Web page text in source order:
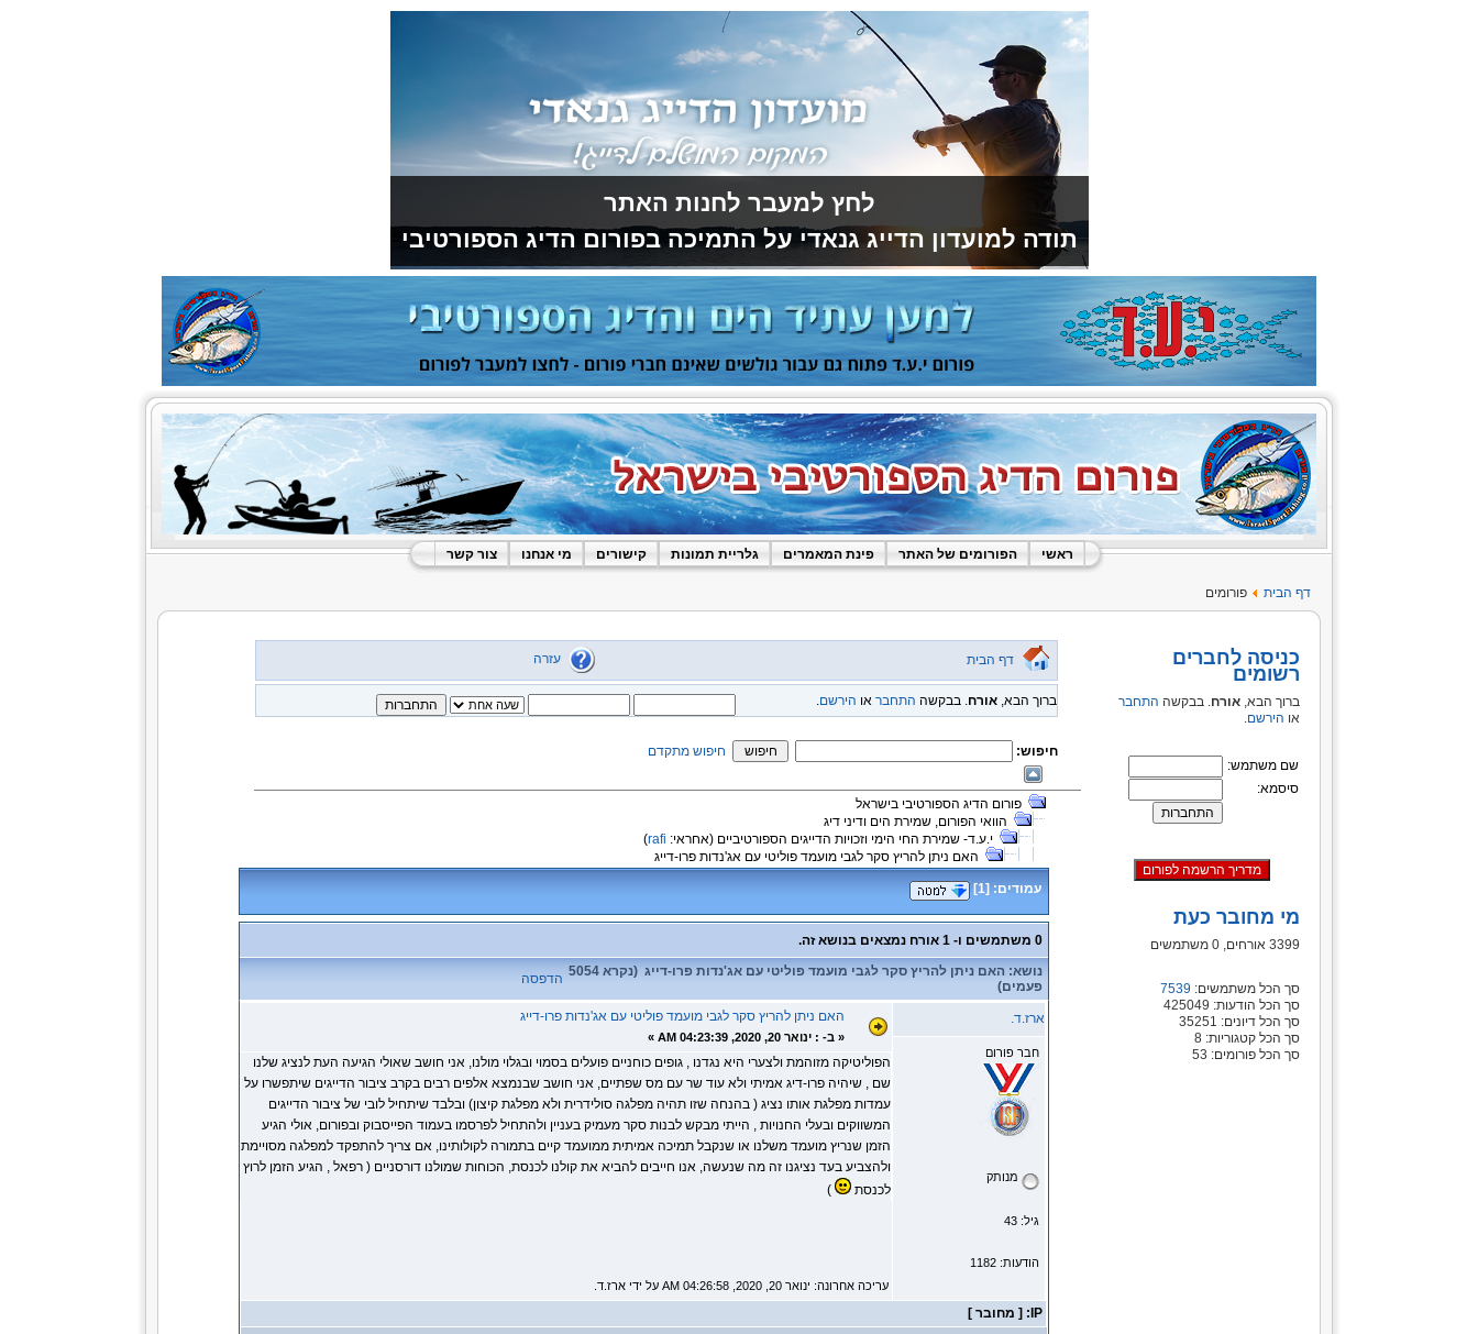
לחץ למעבר לחנות האתר
תודה למועדון הדייג גנאדי על התמיכה בפורום הדיג הספורטיבי
ראשי הפורומים של האתר פינת המאמרים גלריית תמונות קישורים מי אנחנו צור קשר
דף הבית פורומים
כניסה לחברים
רשומים
ברוך הבא, אורח. בבקשה התחבר
או הירשם.
שם משתמש:
סיסמא:
מי מחובר כעת
3399 אורחים, 0 משתמשים
סך הכל משתמשים: 7539
סך הכל הודעות: 425049
סך הכל דיונים: 35251
סך הכל קטגוריות: 8
סך הכל פורומים: 53
דף הבית עזרה
ברוך הבא, אורח. בבקשה התחבר או הירשם.
חיפוש: חיפוש מתקדם
פורום הדיג הספורטיבי בישראל
הוואי הפורום, שמירת הים ודיני דיג
י.ע.ד- שמירת החי הימי וזכויות הדייגים הספורטיביים (אחראי: rafi
)
האם ניתן להריץ סקר לגבי מועמד פוליטי עם אג'נדות פרו-דייג
עמודים: [
1
]
0 משתמשים ו- 1 אורח נמצאים בנושא זה.
נושא: האם ניתן להריץ סקר לגבי מועמד פוליטי עם אג'נדות פרו-דייג (נקרא 5054
פעמים)
הדפסה
ארז.ד.
חבר פורום
מנותק
גיל: 43
הודעות: 1182
האם ניתן להריץ סקר לגבי מועמד פוליטי עם אג'נדות פרו-דייג
« ב- : ינואר 20, 2020, 04:23:39 AM »
הפוליטיקה מזוהמת ולצערי היא נגדנו , גופים כוחניים פועלים בסמוי ובגלוי מולנו, אני חושב שאולי הגיעה העת לנציג שלנו
שם , שיהיה פרו-דיג אמיתי ולא עוד שר עם מס שפתיים, אני חושב שבנמצא אלפים רבים בקרב ציבור הדייגים שיתפשרו על
עמדות מפלגת אותו נציג ( בהנחה שזו תהיה מפלגה סולידרית ולא מפלגת קיצון) ובלבד שיתחיל לובי של ציבור הדייגים
המשווקים ובעלי החנויות , הייתי מבקש לבנות סקר מעמיק בעניין ולהתחיל לפרסמו בעמוד הפייסבוק ובפורום, אולי הגיע
הזמן שנריץ מועמד משלנו או שנקבל תמיכה אמיתית ממועמד קיים בתמורה לקולותינו, אם צריך להתפקד למפלגה מסויימת
ולהצביע בעד נציגנו זה מה שנעשה, אנו חייבים להביא את קולנו לכנסת, הכוחות שמולנו דורסניים ( רפאל , הגיע הזמן לרוץ
לכנסת
)
עריכה אחרונה: ינואר 20, 2020, 04:26:58 AM על ידי ארז.ד.